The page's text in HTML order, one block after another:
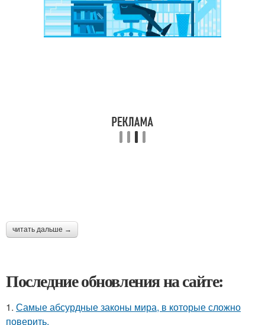
читать дальше →
Последние обновления на сайте:
1. Самые абсурдные законы мира, в которые сложно
поверить.